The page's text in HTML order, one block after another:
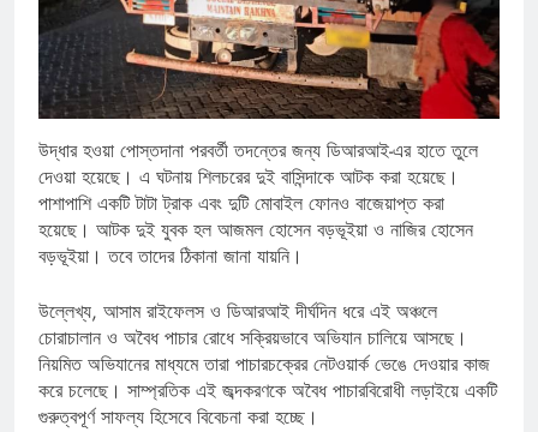
উদ্ধার হওয়া পোস্তদানা পরবর্তী তদন্তের জন্য ডিআরআই-এর হাতে তুলে
দেওয়া হয়েছে। এ ঘটনায় শিলচরের দুই বাসিন্দাকে আটক করা হয়েছে।
পাশাপাশি একটি টাটা ট্রাক এবং দুটি মোবাইল ফোনও বাজেয়াপ্ত করা
হয়েছে। আটক দুই যুবক হল আজমল হোসেন বড়ভূইয়া ও নাজির হোসেন
বড়ভূইয়া। তবে তাদের ঠিকানা জানা যায়নি।
উল্লেখ্য, আসাম রাইফেলস ও ডিআরআই দীর্ঘদিন ধরে এই অঞ্চলে
চোরাচালান ও অবৈধ পাচার রোধে সক্রিয়ভাবে অভিযান চালিয়ে আসছে।
নিয়মিত অভিযানের মাধ্যমে তারা পাচারচক্রের নেটওয়ার্ক ভেঙে দেওয়ার কাজ
করে চলেছে। সাম্প্রতিক এই জব্দকরণকে অবৈধ পাচারবিরোধী লড়াইয়ে একটি
গুরুত্বপূর্ণ সাফল্য হিসেবে বিবেচনা করা হচ্ছে।